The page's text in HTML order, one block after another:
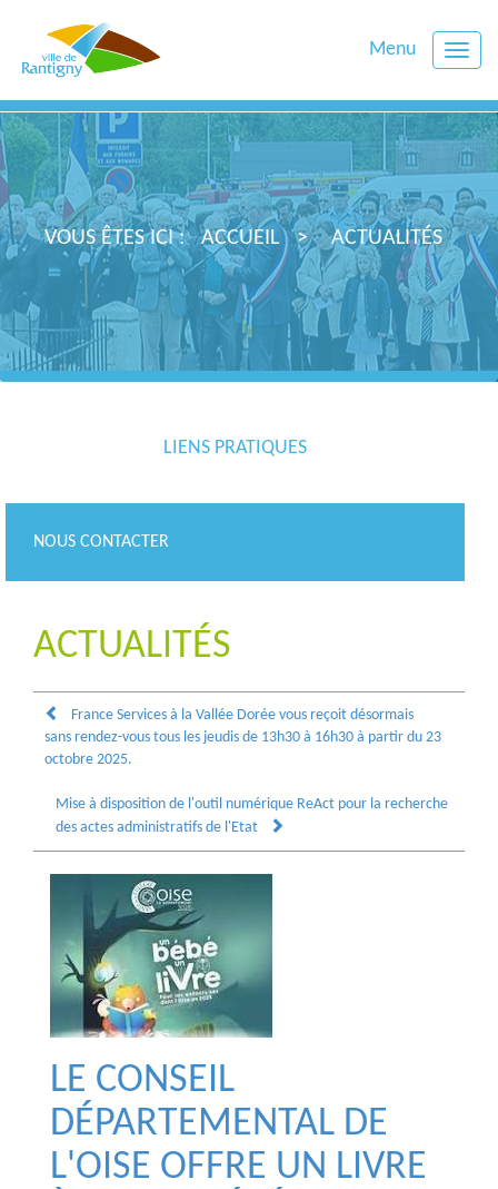
Toggle
Menu
VOUS ÊTES ICI : ACCUEIL ACTUALITÉS
LIENS PRATIQUES
NOUS CONTACTER
ACTUALITÉS
France Services à la Vallée Dorée vous reçoit désormais
sans rendez-vous tous les jeudis de 13h30 à 16h30 à partir du 23
octobre 2025.
Mise à disposition de l'outil numérique ReAct pour la recherche
des actes administratifs de l'Etat
LE CONSEIL
DÉPARTEMENTAL DE
L'OISE OFFRE UN LIVRE